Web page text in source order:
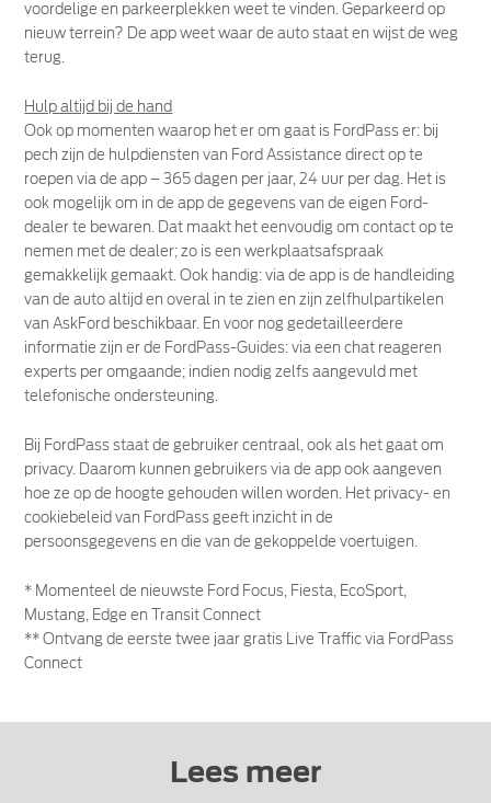
voordelige en parkeerplekken weet te vinden. Geparkeerd op
nieuw terrein? De app weet waar de auto staat en wijst de weg
terug.
Hulp altijd bij de hand
Ook op momenten waarop het er om gaat is FordPass er: bij
pech zijn de hulpdiensten van Ford Assistance direct op te
roepen via de app – 365 dagen per jaar, 24 uur per dag. Het is
ook mogelijk om in de app de gegevens van de eigen Ford-
dealer te bewaren. Dat maakt het eenvoudig om contact op te
nemen met de dealer; zo is een werkplaatsafspraak
gemakkelijk gemaakt. Ook handig: via de app is de handleiding
van de auto altijd en overal in te zien en zijn zelfhulpartikelen
van AskFord beschikbaar. En voor nog gedetailleerdere
informatie zijn er de FordPass-Guides: via een chat reageren
experts per omgaande; indien nodig zelfs aangevuld met
telefonische ondersteuning.
Bij FordPass staat de gebruiker centraal, ook als het gaat om
privacy. Daarom kunnen gebruikers via de app ook aangeven
hoe ze op de hoogte gehouden willen worden. Het privacy- en
cookiebeleid van FordPass geeft inzicht in de
persoonsgegevens en die van de gekoppelde voertuigen.
* Momenteel de nieuwste Ford Focus, Fiesta, EcoSport,
Mustang, Edge en Transit Connect
** Ontvang de eerste twee jaar gratis Live Traffic via FordPass
Connect
Lees meer